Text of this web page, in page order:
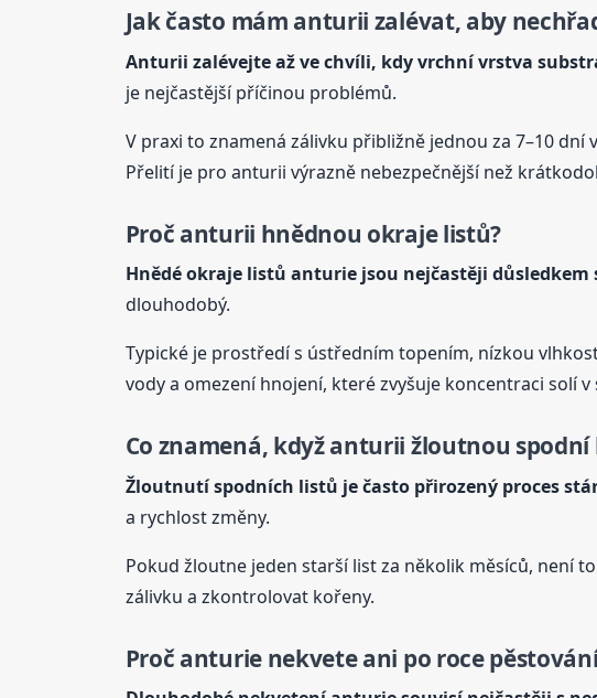
Jak často mám anturii zalévat, aby
Anturii zalévejte až ve chvíli, kdy vrchní vrstva
je nejčastější příčinou problémů.
V praxi to znamená zálivku přibližně jednou za 7–10
Přelití je pro anturii výrazně nebezpečnější než
Proč anturii hnědnou okraje listů?
Hnědé okraje listů anturiejsou nejčastěji důsledkem
dlouhodobý.
Typické je prostředí s ústředním topením, nízkou
vody a omezení hnojení, které zvyšuje koncentraci solí
Co znamená, když anturii žloutnou spodní
Žloutnutí spodních listů je často přirozený proces
a rychlost změny.
Pokud žloutne jeden starší list za několik měsíců, není
zálivku a zkontrolovat kořeny.
Pročanturienekvete ani po roce